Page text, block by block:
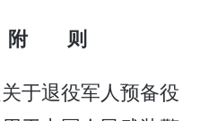
附 则
于退役军人预备役